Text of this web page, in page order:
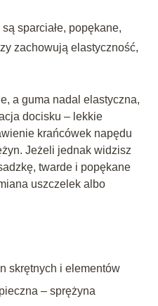
sparciałe, popękane,
zachowują elastyczność,
a guma nadal elastyczna,
docisku – lekkie
krańcówek napędu
Jeżeli jednak widzisz
twarde i popękane
uszczelek albo
skrętnych i elementów
– sprężyna